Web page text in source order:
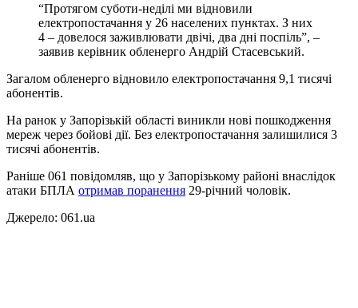
“Протягом суботи-неділі ми відновили
електропостачання у 26 населених пунктах. З них
4 – довелося заживлювати двічі, два дні поспіль”, –
заявив керівник обленерго Андрій Стасевський.
Загалом обленерго відновило електропостачання 9,1 тисячі
абонентів.
На ранок у Запорізькій області виникли нові пошкодження
мереж через бойові дії. Без електропостачання залишилися 3
тисячі абонентів.
Раніше 061 повідомляв, що у Запорізькому районі внаслідок
атаки БПЛА отримав поранення 29-річний чоловік.
Джерело: 061.ua